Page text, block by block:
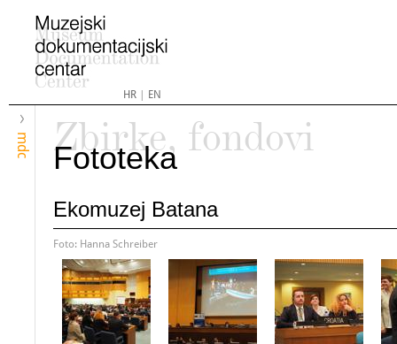
HR| EN
mdc
Zbirke, fondovi
Fototeka
Ekomuzej Batana
Foto: Hanna Schreiber